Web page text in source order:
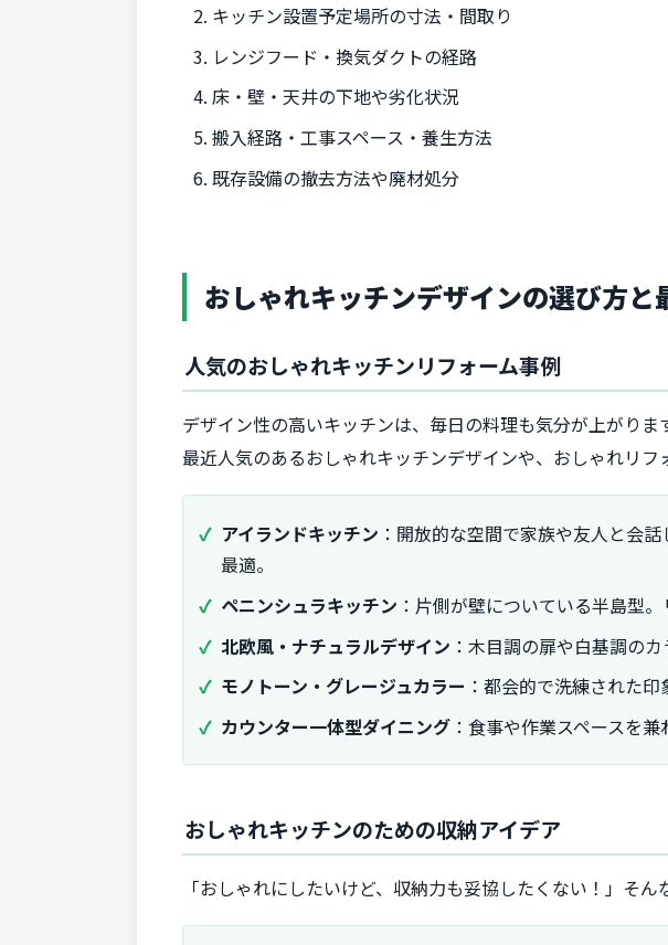
キッチン設置予定場所の寸法・間取り
レンジフード・換気ダクトの経路
床・壁・天井の下地や劣化状況
搬入経路・工事スペース・養生方法
既存設備の撤去方法や廃材処分
おしゃれキッチンデザインの選び方と
人気のおしゃれキッチンリフォーム事例
デザイン性の高いキッチンは、毎日の料理も気分が上がりま
最近人気のあるおしゃれキッチンデザインや、おしゃれリフ
アイランドキッチン ：開放的な空間で家族や友人と会
最適。
ペニンシュラキッチン ：片側が壁についている半島型
北欧風・ナチュラルデザイン ：木目調の扉や白基調の
モノトーン・グレージュカラー ：都会的で洗練された
カウンター一体型ダイニング ：食事や作業スペースを
おしゃれキッチンのための収納アイデア
「おしゃれにしたいけど、収納力も妥協したくない！」そ